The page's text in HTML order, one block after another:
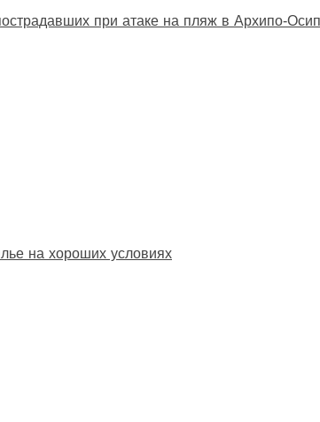
при атаке на пляж в
на хороших условиях